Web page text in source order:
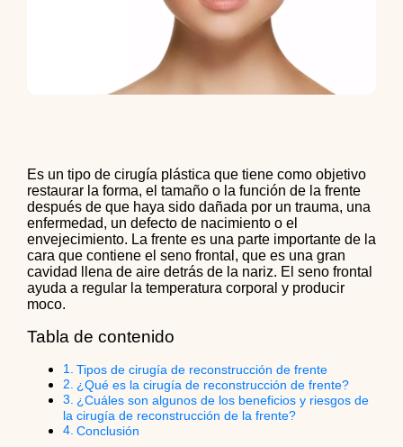
Es un tipo de cirugía plástica que tiene como objetivo
restaurar la forma, el tamaño o la función de la frente
después de que haya sido dañada por un trauma, una
enfermedad, un defecto de nacimiento o el
envejecimiento. La frente es una parte importante de la
cara que contiene el seno frontal, que es una gran
cavidad llena de aire detrás de la nariz. El seno frontal
ayuda a regular la temperatura corporal y producir
moco.
Tabla de contenido
Tipos de cirugía de reconstrucción de frente
¿Qué es la cirugía de reconstrucción de frente?
¿Cuáles son algunos de los beneficios y riesgos de
la cirugía de reconstrucción de la frente?
Conclusión